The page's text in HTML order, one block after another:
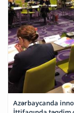
Azərbaycanda